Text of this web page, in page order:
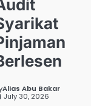
Alias Abu Bakar
July 30, 2026